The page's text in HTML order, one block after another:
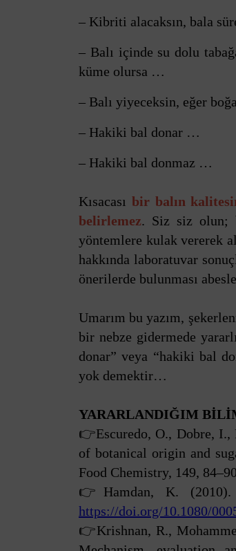
– Kibriti alacaksın, bala
– Balı içinde su dolu
küme olursa …
– Balı yiyeceksin, eğer
– Hakiki bal donar …
– Hakiki bal donmaz …
Kısacası bir balın
belirlemez. Siz siz olun;
yöntemlere kulak vererek
hakkında laboratuvar
önerilerde bulunması
Umarım bu yazım,
bir nebze gidermede
donar” veya “hakiki bal
yok demektir…
YARARLANDIĞIM
👉Escuredo, O., Dobre,
of botanical origin and
Food Chemistry, 149,
👉Hamdan, K. (2010).
https://doi.org/10.1080/
👉Krishnan, R.,